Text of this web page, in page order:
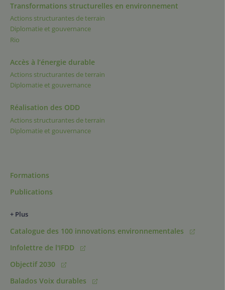
Transformations structurelles en environnement
Actions structurantes de terrain
Diplomatie et gouvernance
Rio
Accès à l’énergie durable
Actions structurantes de terrain
Diplomatie et gouvernance
Réalisation des ODD
Actions structurantes de terrain
Diplomatie et gouvernance
Formations
Publications
+ Plus
Catalogue des 100 innovations environnementales
Infolettre de l'IFDD
Objectif 2030
Balados Voix durables